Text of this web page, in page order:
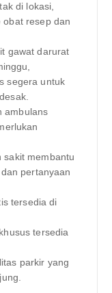
di lokasi,
obat resep dan
gawat darurat
segera untuk
ambulans
sakit membantu
pertanyaan
tersedia di
tersedia
parkir yang